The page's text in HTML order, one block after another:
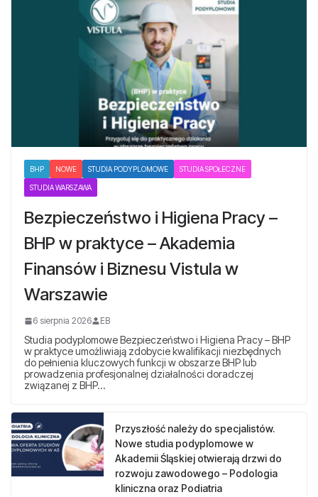
BHP NOWE STUDIA PODYPLOMOWE STUDIA SPOŁECZNE
STUDIA WARSZAWA
Bezpieczeństwo i Higiena Pracy –
BHP w praktyce – Akademia
Finansów i Biznesu Vistula w
Warszawie
6 sierpnia 2026 EB
Studia podyplomowe Bezpieczeństwo i Higiena Pracy – BHP
w praktyce umożliwiają zdobycie kwalifikacji niezbędnych
do pełnienia kluczowych funkcji w obszarze BHP lub
prowadzenia profesjonalnej działalności doradczej
związanej z BHP…
Przyszłość należy do specjalistów.
Nowe studia podyplomowe w
Akademii Śląskiej otwierają drzwi do
rozwoju zawodowego – Podologia
kliniczna oraz Podiatria